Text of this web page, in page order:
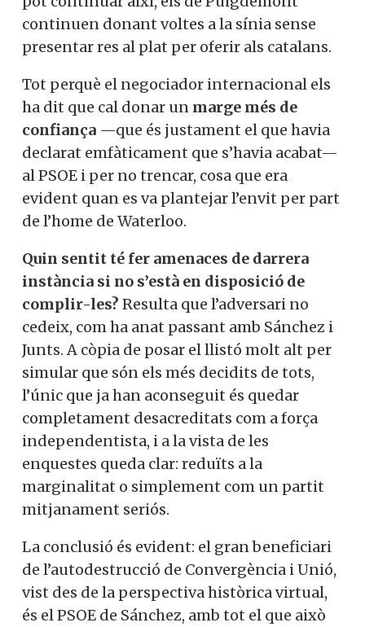
continuen donant voltes a la sínia sense
presentar res al plat per oferir als catalans.
Tot perquè el negociador internacional els
ha dit que cal donar un marge més de
confiança —que és justament el que havia
declarat emfàticament que s’havia acabat—
al PSOE i per no trencar, cosa que era
evident quan es va plantejar l’envit per part
de l’home de Waterloo.
Quin sentit té fer amenaces de darrera
instància si no s’està en disposició de
complir-les? Resulta que l’adversari no
cedeix, com ha anat passant amb Sánchez i
Junts. A còpia de posar el llistó molt alt per
simular que són els més decidits de tots,
l’únic que ja han aconseguit és quedar
completament desacreditats com a força
independentista, i a la vista de les
enquestes queda clar: reduïts a la
marginalitat o simplement com un partit
mitjanament seriós.
La conclusió és evident: el gran beneficiari
de l’autodestrucció de Convergència i Unió,
vist des de la perspectiva històrica virtual,
és el PSOE de Sánchez, amb tot el que això